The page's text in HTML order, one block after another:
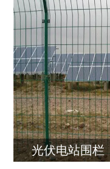
光伏电站围栏